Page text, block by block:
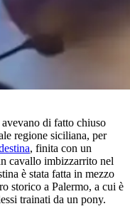
di fatto chiuso
regione siciliana, per
, finita con un
cavallo imbizzarrito nel
è stata fatta in mezzo
storico a Palermo, a cui è
trainati da un pony.